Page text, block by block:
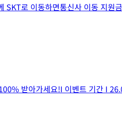
로 이동하면통신사 이동 지
받아가세요!I 이벤트 기간 I